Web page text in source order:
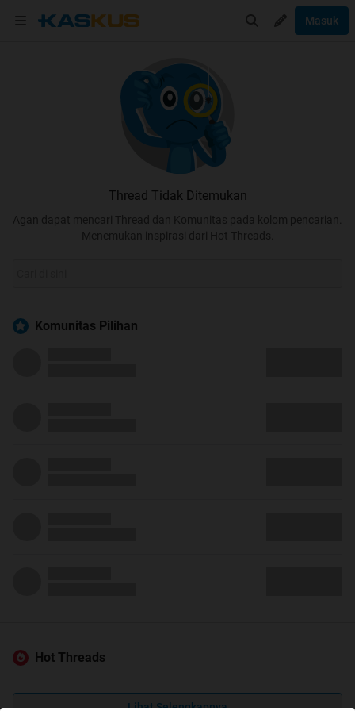
Masuk
Thread Tidak Ditemukan
Agan dapat mencari Thread dan Komunitas pada kolom pencarian.
Menemukan inspirasi dari Hot Threads.
Komunitas Pilihan
Hot Threads
Lihat Selengkapnya